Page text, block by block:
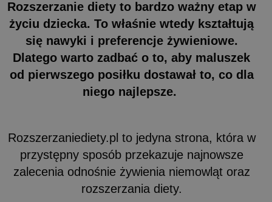
Rozszerzanie diety to bardzo ważny etap w
życiu dziecka. To właśnie wtedy kształtują
się nawyki i preferencje żywieniowe.
Dlatego warto zadbać o to, aby maluszek
od pierwszego posiłku dostawał to, co dla
niego najlepsze.
Rozszerzaniediety.pl to jedyna strona, która w
przystępny sposób przekazuje najnowsze
zalecenia odnośnie żywienia niemowląt oraz
rozszerzania diety.